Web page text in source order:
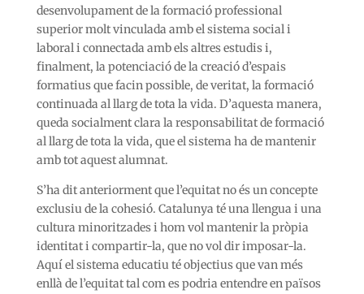
desenvolupament de la formació professional
superior molt vinculada amb el sistema social i
laboral i connectada amb els altres estudis i,
finalment, la potenciació de la creació d’espais
formatius que facin possible, de veritat, la formació
continuada al llarg de tota la vida. D’aquesta manera,
queda socialment clara la responsabilitat de formació
al llarg de tota la vida, que el sistema ha de mantenir
amb tot aquest alumnat.
S’ha dit anteriorment que l’equitat no és un concepte
exclusiu de la cohesió. Catalunya té una llengua i una
cultura minoritzades i hom vol mantenir la pròpia
identitat i compartir-la, que no vol dir imposar-la.
Aquí el sistema educatiu té objectius que van més
enllà de l’equitat tal com es podria entendre en països